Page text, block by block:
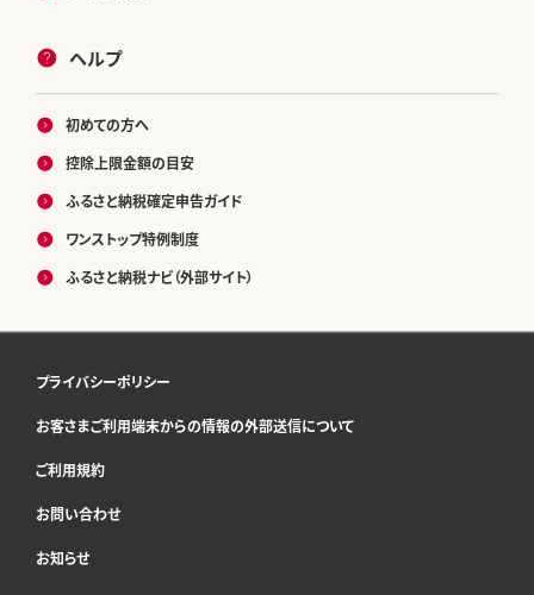
ヘルプ
初めての方へ
控除上限金額の目安
ふるさと納税確定申告ガイド
ワンストップ特例制度
ふるさと納税ナビ（外部サイト）
プライバシーポリシー
お客さまご利用端末からの情報の外部送信について
ご利用規約
お問い合わせ
お知らせ